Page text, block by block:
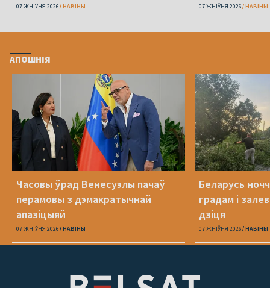
07 ЖНІЎНЯ 2026 НАВІНЫ 07 ЖНІЎНЯ 2026 НАВІНЫ
АПОШНІЯ
Часовы ўрад Венесуэлы пачаў
перамовы з дэмакратычнай
апазіцыяй
07 ЖНІЎНЯ 2026 НАВІНЫ
Беларусь
градам і
дзіця
07 ЖНІЎНЯ 2026 НАВІНЫ